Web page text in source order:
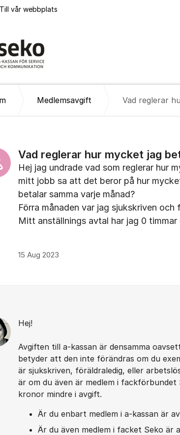
Till vår webbplats
Medlemsavgift Vad reglerar
Vad reglerar hur mycket jag
Hej jag undrade vad som reglerar hur
mitt jobb sa att det beror på hur
betalar samma varje månad?
Förra månaden var jag sjukskriven
Mitt anställnings avtal har jag 0 timmar
15 Aug 2023
Hej!
Avgiften till a-kassan är densamma
betyder att den inte förändras om du
är sjukskriven, föräldraledig, eller
är om du även är medlem i fackförbundet
kronor mindre i avgift.
Är du enbart medlem i a-kassan är
Är du även medlem i facket Seko är